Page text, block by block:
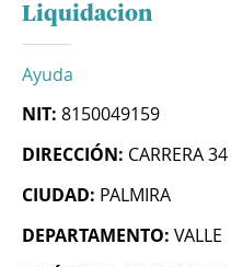
Liquidacion
Ayuda
NIT: 8150049159
DIRECCIÓN: CARRERA
CIUDAD: PALMIRA
DEPARTAMENTO: VALLE